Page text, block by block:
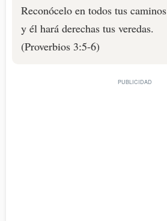
Reconócelo en todos tus caminos
y él hará derechas tus veredas.
(Proverbios 3:5-6)